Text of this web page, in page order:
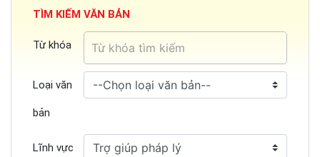
TÌM KIẾM VĂN BẢN
Từ khóa
Loại văn
bản
Lĩnh vực